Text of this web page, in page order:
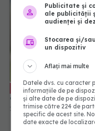
EXCLUSIV Plante și ceaiuri care ajută la
curățarea plămânilor
14 dec 2025, 19:42
Publicitate și
ale publicității
audienței și
Stocarea și/
un dispozitiv
Aflați mai multe
Datele dvs. cu caracter
informațiile de pe
și alte date de pe
trimise către 224 de
specific de acest site.
date exacte de